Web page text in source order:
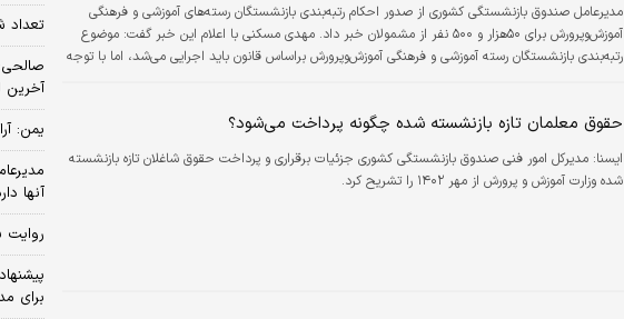
مدیرعامل صندوق بازنشستگی کشوری از صدور احکام رتبه‌بندی بازنشستگان رسته‌های آموزشی و فرهنگی
آموزش‌و‌پرورش برای ۵۰هزار و ۵۰۰ نفر از مشمولان خبر داد. مهدی مسکنی با اعلام این خبر گفت: موضوع
رتبه‌بندی بازنشستگان رسته آموزشی و فرهنگی آموزش‌و‌پرورش براساس قانون باید اجرایی می‌شد، اما با توجه
۱۴۰۰.۶.۳۱ تا پایان…
حقوق معلمان تازه بازنشسته شده چگونه پرداخت می‌شود؟
ايسنا: مدیرکل امور فنی صندوق بازنشستگی کشوری جزئیات برقراری و پرداخت حقوق شاغلان تازه بازنشسته
شده وزارت آموزش و پرورش از مهر ۱۴۰۲ را تشریح کرد.
تعداد
آخرین
یمن:
آنها
روایت
برای